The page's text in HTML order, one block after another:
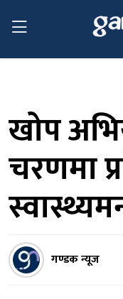
खोप
चरणमा
गण्डक न्यूज